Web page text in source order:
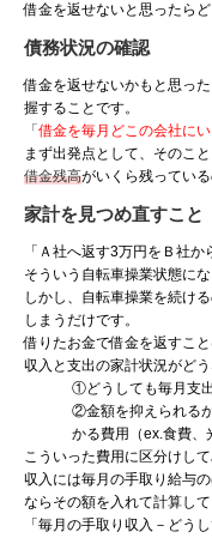
借金を返せないと思ったら
債務状況の確認
借金を返せないかもと思っ
握することです。
「 借金を毎月どこの会社に
まず出発点として、そのこ
借金残高がいくら残ってい
家計を見つめ直すこと
「Ａ社へ返す3万円をＢ社か
そういう自転車操業状態に
しかし、自転車操業を続け
しまうだけです。
借りたお金で借金を返すこと
収入と支出の家計状況がど
①どうしても毎月支
②金額を抑えられる
かる費用（ex.食費、
こういった費用に区分けして
収入には毎月の手取り給与
ならその額を入れて計算して
「毎月の手取り収入－どう